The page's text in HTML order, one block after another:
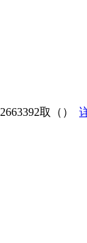
取（）